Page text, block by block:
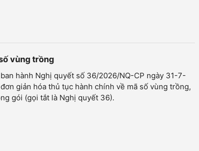
vùng trồng
hành Nghị quyết số 36/2026/NQ-CP ngày 31-7-
giản hóa thủ tục hành chính về mã số vùng trồng,
gói (gọi tắt là Nghị quyết 36).